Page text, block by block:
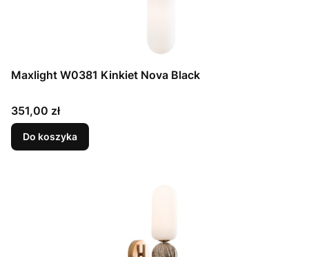
Maxlight W0381 Kinkiet Nova Black
Cena
351,00 zł
Do koszyka